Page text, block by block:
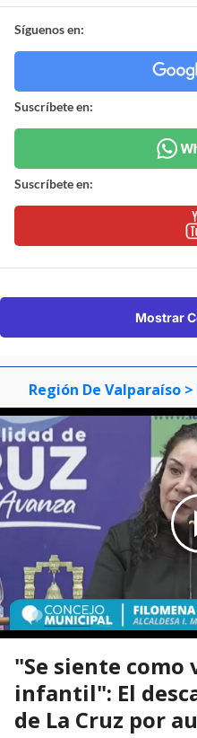
Síguenos en:
Suscríbete en:
Suscríbete en:
Mostrar
Región De Valparaíso
"Se siente como
infantil": El
de La Cruz por